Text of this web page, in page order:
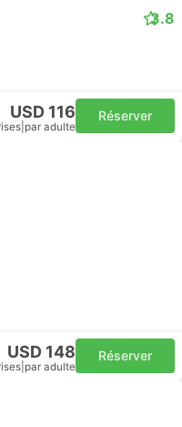
3.8
USD 116
par adulte
Réserver
USD 148
par adulte
Réserver